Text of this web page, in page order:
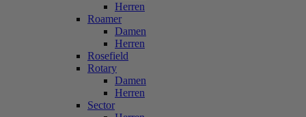
Herren
Roamer
Damen
Herren
Rosefield
Rotary
Damen
Herren
Sector